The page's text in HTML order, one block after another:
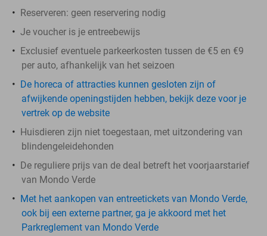
Reserveren: geen reservering nodig
Je voucher is je entreebewijs
Exclusief eventuele parkeerkosten tussen de €5 en €9
per auto, afhankelijk van het seizoen
De horeca of attracties kunnen gesloten zijn of
afwijkende openingstijden hebben, bekijk deze voor je
vertrek op de website
Huisdieren zijn niet toegestaan, met uitzondering van
blindengeleidehonden
De reguliere prijs van de deal betreft het voorjaarstarief
van Mondo Verde
Met het aankopen van entreetickets van Mondo Verde,
ook bij een externe partner, ga je akkoord met het
Parkreglement van Mondo Verde